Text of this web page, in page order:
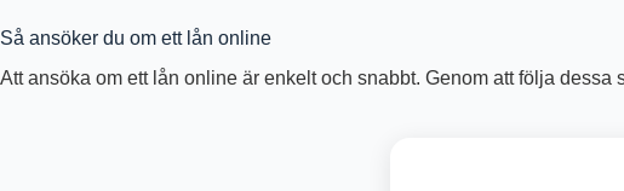
Så ansöker du om ett lån online
Att ansöka om ett lån online är enkelt och snabbt. Genom att följa dessa